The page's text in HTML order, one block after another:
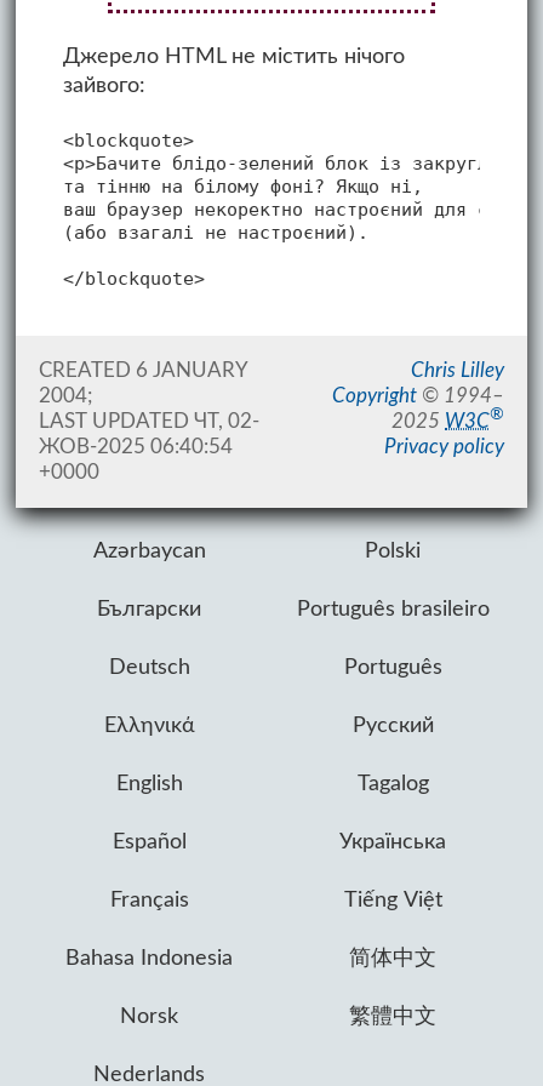
Джерело HTML не містить нічого
зайвого:
<blockquote>
<p>Бачите блідо-зелений блок із
та тінню на білому фоні? Якщо ні,
ваш браузер некоректно настроєний для
(або взагалі не настроєний).
</blockquote>
Chris Lilley
Copyright © 1994–
2025 W3C®
Privacy policy
CREATED 6 JANUARY
2004;
LAST UPDATED ЧТ, 02-
ЖОВ-2025 06:40:54
+0000
Azərbaycan
Български
Deutsch
Ελληνικά
English
Español
Français
Bahasa Indonesia
Norsk
Nederlands
Polski
Português brasileiro
Português
Русский
Tagalog
Українська
Tiếng Việt
简体中文
繁體中文